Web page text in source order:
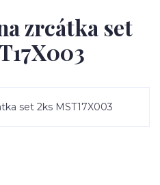
zrcátka set